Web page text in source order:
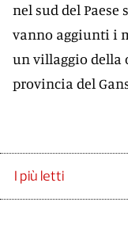
nel sud del Paese
vanno aggiunti i
un villaggio della
provincia del
I più letti